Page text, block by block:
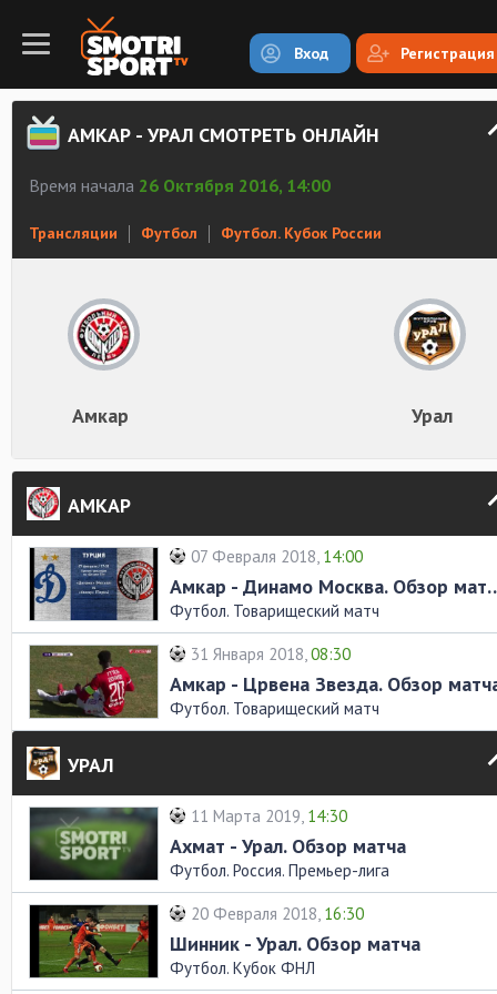
Вход Регистрация
АМКАР - УРАЛ СМОТРЕТЬ ОНЛАЙН
Время начала 26 Октября 2016, 14:00
Трансляции Футбол Футбол. Кубок России
Амкар Урал
АМКАР
07 Февраля 2018, 14:00
Амкар -
Футбол. Товарищеский матч
31 Января 2018,08:30
Амкар - Црвена Звезда. Обзор
Футбол. Товарищеский матч
УРАЛ
11 Марта 2019, 14:30
Ахмат - Урал. Обзор матча
Футбол. Россия. Премьер-лига
20 Февраля 2018, 16:30
Шинник - Урал. Обзор матча
Футбол. Кубок ФНЛ